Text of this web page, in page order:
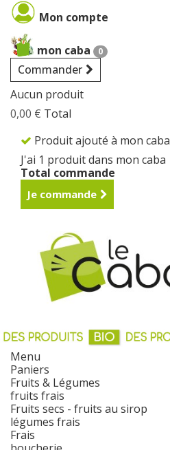
Mon compte
mon caba 0
Commander
Aucun produit
0,00 € Total
Produit ajouté à mon caba
J'ai 1 produit dans mon caba
Total commande
Je commande
Menu
Paniers
Fruits & Légumes
fruits frais
Fruits secs - fruits au sirop
légumes frais
Frais
Cookies management panel